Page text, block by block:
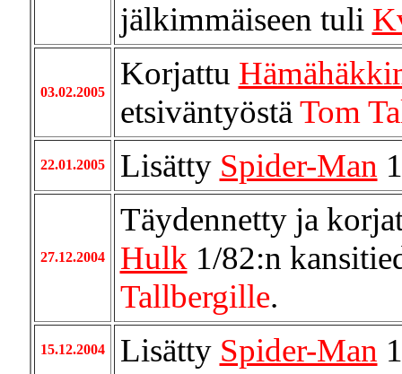
jälkimmäiseen tuli
03.02.2005
Korjattu
etsiväntyöstä Tom
22.01.2005 Lisätty Spider-Man
27.12.2004
Täydennetty ja
Hulk 1/82:n
Tallbergille.
15.12.2004 Lisätty Spider-Man